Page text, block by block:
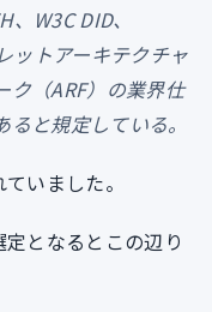
W3C DID、
ットアーキテクチャ
ク（ARF）の業界仕
と規定している。
いました。
となるとこの辺り